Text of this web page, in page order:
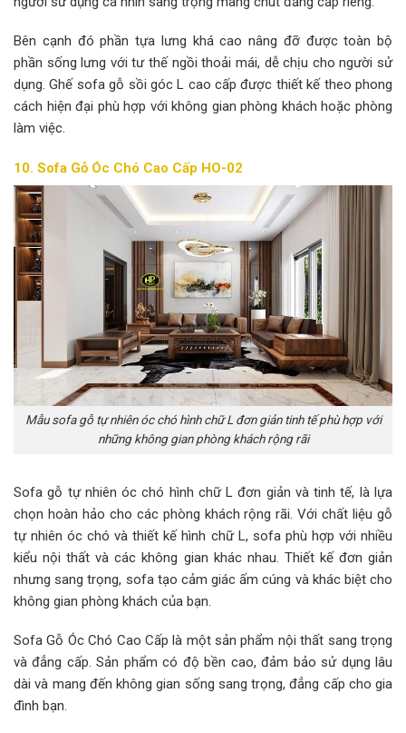
Bên cạnh đó phần tựa lưng khá cao nâng đỡ được toàn bộ
phần sống lưng với tư thế ngồi thoải mái, dễ chịu cho người sử
dụng. Ghế sofa gỗ sồi góc L cao cấp được thiết kế theo phong
cách hiện đại phù hợp với không gian phòng khách hoặc phòng
làm việc.
10. Sofa Gỗ Óc Chó Cao Cấp HO-02
Mẫu sofa gỗ tự nhiên óc chó hình chữ L đơn giản tinh tế phù hợp với
những không gian phòng khách rộng rãi
Sofa gỗ tự nhiên óc chó hình chữ L đơn giản và tinh tế, là lựa
chọn hoàn hảo cho các phòng khách rộng rãi. Với chất liệu gỗ
tự nhiên óc chó và thiết kế hình chữ L, sofa phù hợp với nhiều
kiểu nội thất và các không gian khác nhau. Thiết kế đơn giản
nhưng sang trọng, sofa tạo cảm giác ấm cúng và khác biệt cho
không gian phòng khách của bạn.
Sofa Gỗ Óc Chó Cao Cấp là một sản phẩm nội thất sang trọng
và đẳng cấp. Sản phẩm có độ bền cao, đảm bảo sử dụng lâu
dài và mang đến không gian sống sang trọng, đẳng cấp cho gia
đình bạn.